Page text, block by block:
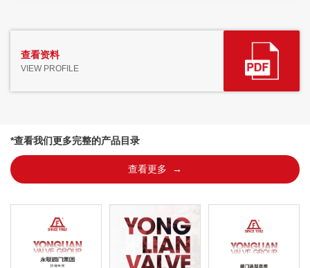
查看资料
VIEW PROFILE
*查看我们更多完整的产品目录
查看更多 →